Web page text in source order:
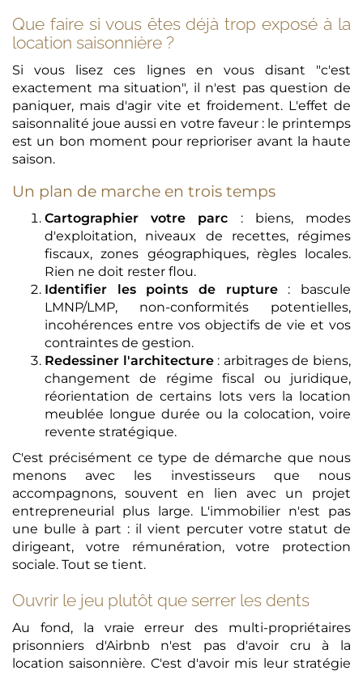
Que faire si vous êtes déjà trop exposé à la
location saisonnière ?
Si vous lisez ces lignes en vous disant "c'est
exactement ma situation", il n'est pas question de
paniquer, mais d'agir vite et froidement. L'effet de
saisonnalité joue aussi en votre faveur : le printemps
est un bon moment pour reprioriser avant la haute
saison.
Un plan de marche en trois temps
Cartographier votre parc : biens, modes
d'exploitation, niveaux de recettes, régimes
fiscaux, zones géographiques, règles locales.
Rien ne doit rester flou.
Identifier les points de rupture: bascule
LMNP/LMP, non-conformités potentielles,
incohérences entre vos objectifs de vie et vos
contraintes de gestion.
Redessiner l'architecture: arbitrages de biens,
changement de régime fiscal ou juridique,
réorientation de certains lots vers la location
meublée longue durée ou la colocation, voire
revente stratégique.
C'est précisément ce type de démarche que nous
menons avec les investisseurs que nous
accompagnons, souvent en lien avec un projet
entrepreneurial plus large. L'immobilier n'est pas
une bulle à part : il vient percuter votre statut de
dirigeant, votre rémunération, votre protection
sociale. Tout se tient.
Ouvrir le jeu plutôt que serrer les dents
Au fond, la vraie erreur des multi-propriétaires
prisonniers d'Airbnb n'est pas d'avoir cru à la
location saisonnière. C'est d'avoir mis leur stratégie